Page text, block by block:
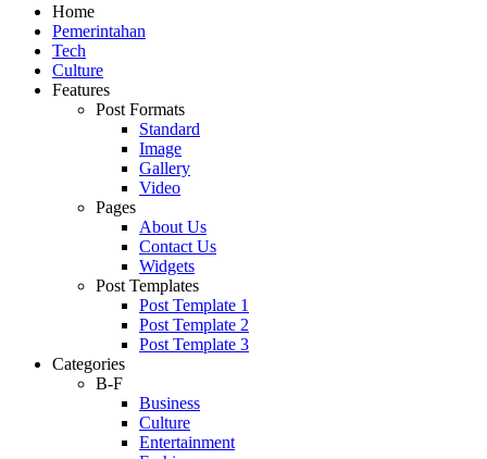
Home
Pemerintahan
Tech
Culture
Features
Post Formats
Standard
Image
Gallery
Video
Pages
About Us
Contact Us
Widgets
Post Templates
Post Template 1
Post Template 2
Post Template 3
Categories
B-F
Business
Culture
Entertainment